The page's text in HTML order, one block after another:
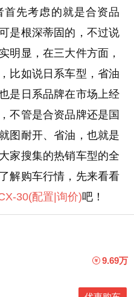
先考虑的就是合资品
是根深蒂固的，不过说
明显，在三大件方面，
比如说日系车型，省油
是日系品牌在市场上经
不管是合资品牌还是国
图耐开、省油，也就是
家搜集的热销车型的全
解购车行情，先来看看
30(配置 |询价)吧！
9.69万